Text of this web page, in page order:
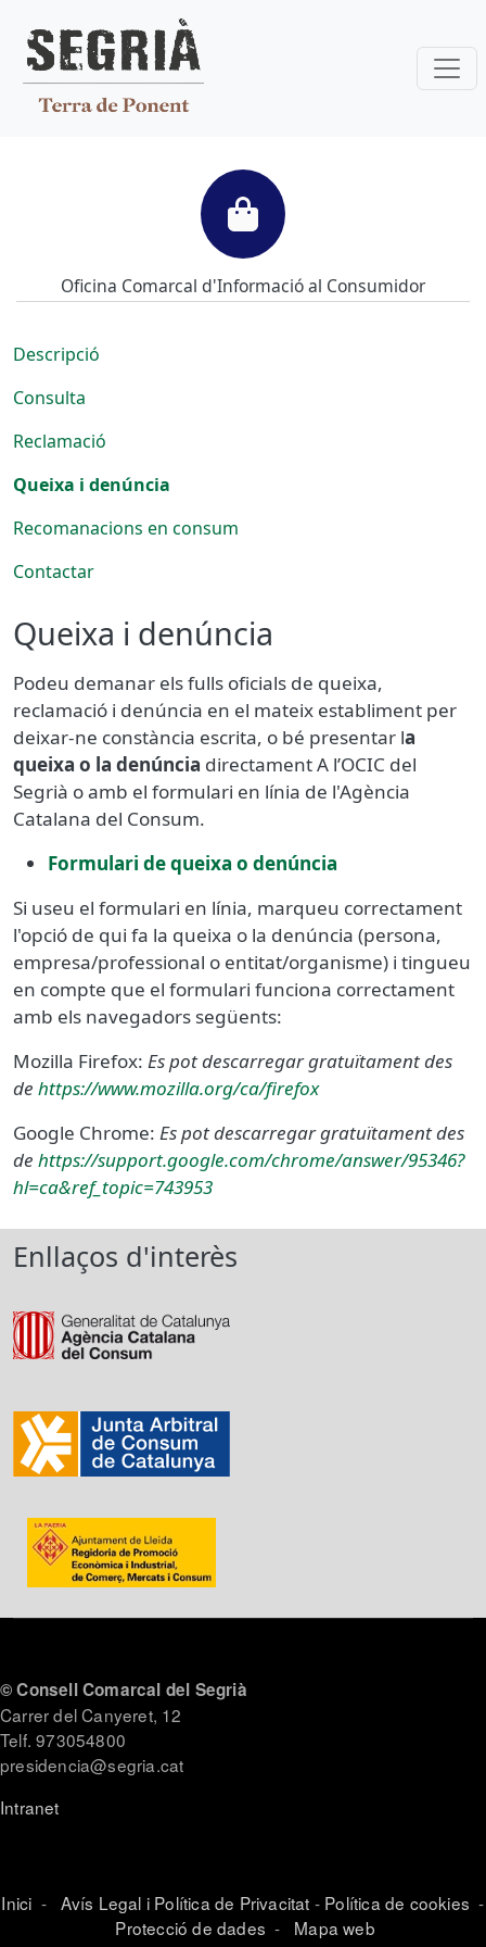
Queixa i denúncia
Podeu demanar els fulls oficials de queixa,
reclamació i denúncia en el mateix establiment per
deixar-ne constància escrita, o bé presentar la
queixa o la denúncia directament A l’OCIC del
Segrià o amb el formulari en línia de l'Agència
Catalana del Consum.
Formulari de queixa o denúncia
Si useu el formulari en línia, marqueu correctament
l'opció de qui fa la queixa o la denúncia (persona,
empresa/professional o entitat/organisme) i tingueu
en compte que el formulari funciona correctament
amb els navegadors següents:
Mozilla Firefox: Es pot descarregar gratuïtament des
de https://www.mozilla.org/ca/firefox
Google Chrome: Es pot descarregar gratuïtament des
de https://support.google.com/chrome/answer/95346?
hl=ca&ref_topic=743953
Oficina Comarcal d'Informació al Consumidor
Descripció
Consulta
Reclamació
Queixa i denúncia
Recomanacions en consum
Contactar
Enllaços d'interès
© Consell Comarcal del Segrià
Carrer del Canyeret, 12
Telf. 973054800
presidencia@segria.cat
Intranet
Inici - Avís Legal i Política de Privacitat - Política de cookies -
Protecció de dades - Mapa web